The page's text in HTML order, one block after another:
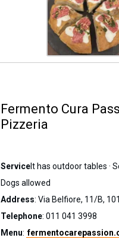
Fermento Cura
Pizzeria
ServiceIt has outdoor tables ·
Dogs allowed
Address: Via Belfiore, 11/B,
Telephone: 011 041 3998
Menu: